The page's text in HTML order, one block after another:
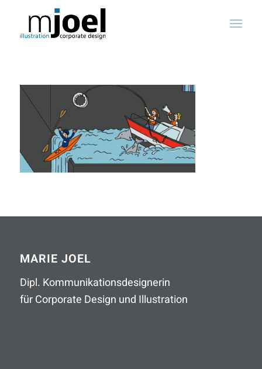
MARIE JOEL
Dipl. Kommunikationsdesignerin
für Corporate Design und Illustration